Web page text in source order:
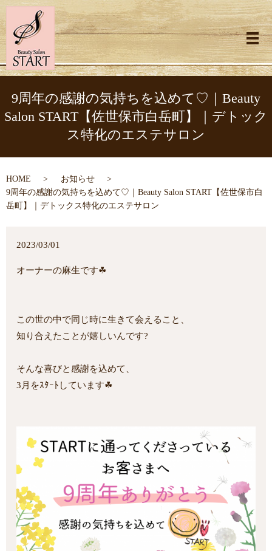
メ
9周年の感謝の気持ちを込めて♡｜Beauty
Salon START【佐世保市白岳町】｜デトック
ス特化のエステサロン
HOME
お知らせ
9周年の感謝の気持ちを込めて♡｜Beauty Salon START【佐世保市白
岳町】｜デトックス特化のエステサロン
2023/03/01
オーナーの麻生です☘
この世の中で同じ時に生きて会えること、
知り合えたことが嬉しいんです?
そんな喜びと感謝を込めて、
3月をｽﾀｰﾄしています☘